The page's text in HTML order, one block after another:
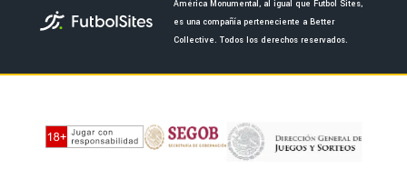
MUNDIAL 2026
¿Por qué la ofensiva Raúl Jiménez - Julián